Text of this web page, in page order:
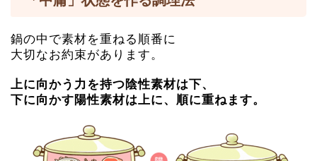
鍋の中で素材を重ねる順番に
大切なお約束があります。
上に向かう力を持つ陰性素材は下、
下に向かす陽性素材は上に、順に重ねます。